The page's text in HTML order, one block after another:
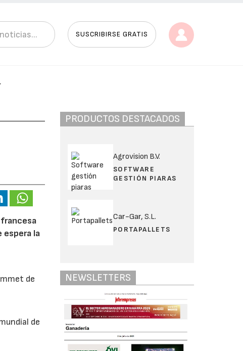
SUSCRIBIRSE GRATIS
espera la
de
de
PRODUCTOS DESTACADOS
Agrovision B.V.
SOFTWARE
GESTIÓN PIARAS
Car-Gar, S.L.
PORTAPALLETS
NEWSLETTERS